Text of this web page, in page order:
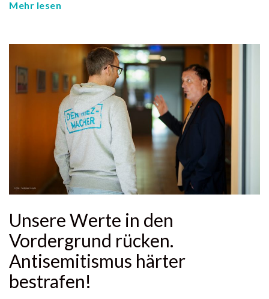
Mehr lesen
Unsere Werte in den
Vordergrund rücken.
Antisemitismus härter
bestrafen!